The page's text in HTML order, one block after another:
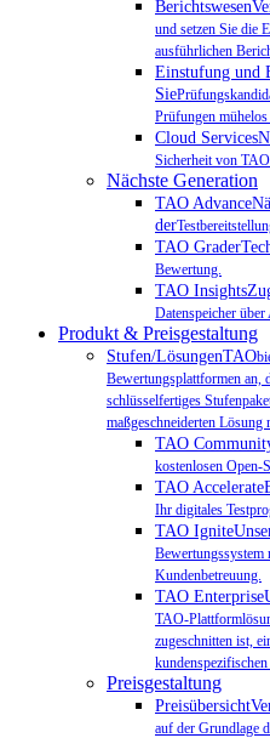
und setzen Sie die
ausführlichen
Einstufung und
Sie
Prüfungen mühelos
Cloud
Sicherheit von
Nächste Generation
TAO
der
TAO
Bewertung.
TAO
Datenspeicher über
Produkt & Preisgestaltung
Stufen/LösungenTAO
Bewertungsplattformen an,
schlüsselfertiges
maßgeschneiderten Lösung
TAO
kostenlosen Open-
TAO
Ihr digitales
TAO
Bewertungssystem
Kundenbetreuung.
TAO
TAO-
zugeschnitten ist,
Preisgestaltung
auf der Grundlage